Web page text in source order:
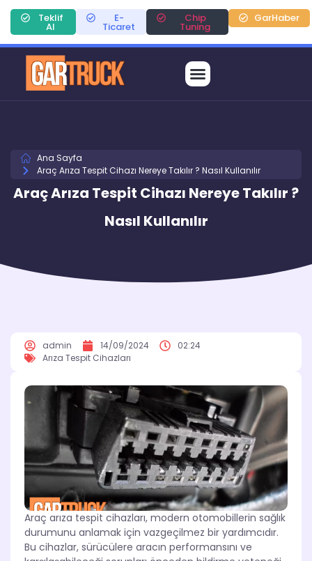
Teklif
Al
E-
Ticaret
Chip
Tuning
GarHaber
Ana Sayfa
Araç Arıza Tespit Cihazı Nereye Takılır ? Nasıl Kullanılır
Araç Arıza Tespit Cihazı Nereye Takılır ?
Nasıl Kullanılır
admin 14/09/2024
02:24
Arıza Tespit Cihazları
Araç arıza tespit cihazları, modern otomobillerin sağlık
durumunu anlamak için vazgeçilmez bir yardımcıdır.
Bu cihazlar, sürücülere aracın performansını ve